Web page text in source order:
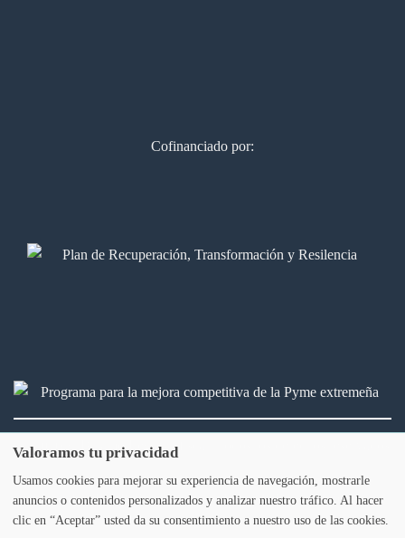
Cofinanciado por:
2026 © Bálamo Legal & fiscal. Todos los derechos reservados
Aviso legal Política de privacidad Política de Cookies
Valoramos tu privacidad
Usamos cookies para mejorar su experiencia de navegación, mostrarle
anuncios o contenidos personalizados y analizar nuestro tráfico. Al hacer
clic en “Aceptar” usted da su consentimiento a nuestro uso de las cookies.